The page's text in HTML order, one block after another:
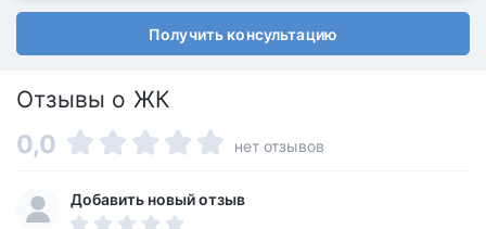
Получить консультацию
Отзывы о ЖК
0,0 нет отзывов
Добавить новый отзыв